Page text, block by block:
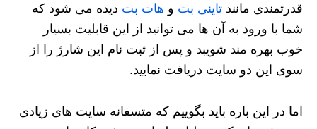
قدرتمندی مانند تاینی بت و هات بت دیده می شود که
شما با ورود به آن ها می توانید از این قابلیت بسیار
خوب بهره مند شویبد و پس از ثبت نام این شارژ را از
سوی این دو سایت دریافت نمایید.
اما در این باره باید بگوییم که متسفانه سایت های زیادی